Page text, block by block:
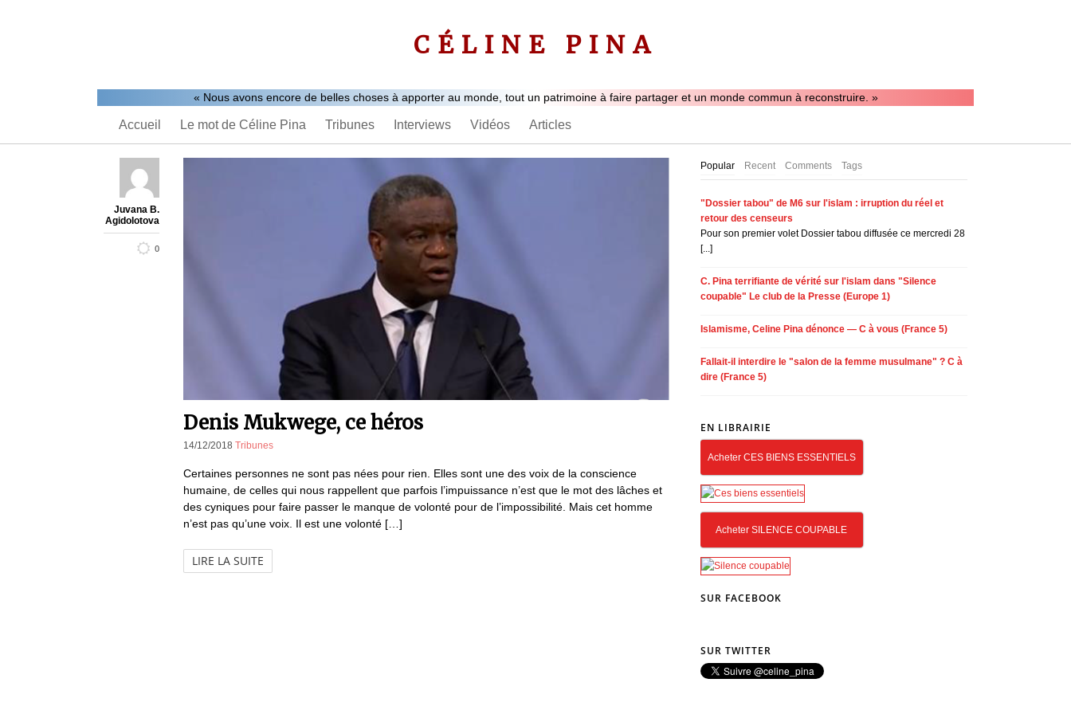
CÉLINE PINA
« Nous avons encore de belles choses à apporter au monde, tout un patrimoine à faire partager et un monde commun à reconstruire. »
Accueil Le mot de Céline Pina Tribunes Interviews Vidéos Articles
Juvana B.
Agidolotova
0
Denis Mukwege, ce héros
14/12/2018 Tribunes
Certaines personnes ne sont pas nées pour rien. Elles sont une des voix de la conscience
humaine, de celles qui nous rappellent que parfois l’impuissance n’est que le mot des lâches et
des cyniques pour faire passer le manque de volonté pour de l’impossibilité. Mais cet homme
n’est pas qu’une voix. Il est une volonté […]
LIRE LA SUITE
Popular Recent Comments Tags
"Dossier tabou" de M6 sur l'islam : irruption du réel et
retour des censeurs
Pour son premier volet Dossier tabou diffusée ce mercredi 28
[...]
C. Pina terrifiante de vérité sur l'islam dans "Silence
coupable" Le club de la Presse (Europe 1)
Islamisme, Celine Pina dénonce — C à vous (France 5)
Fallait-il interdire le "salon de la femme musulmane" ? C à
dire (France 5)
EN LIBRAIRIE
Acheter CES BIENS ESSENTIELS
Acheter SILENCE COUPABLE
SUR FACEBOOK
SUR TWITTER